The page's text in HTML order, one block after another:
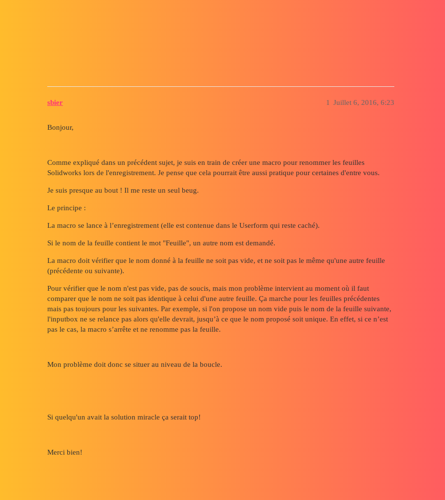
sbier Juillet 6, 2016, 6:23
1
Bonjour,
Comme expliqué dans un précédent sujet, je suis en train de créer une macro pour renommer les feuilles
Solidworks lors de l'enregistrement. Je pense que cela pourrait être aussi pratique pour certaines d'entre vous.
Je suis presque au bout ! Il me reste un seul beug.
Le principe :
La macro se lance à l’enregistrement (elle est contenue dans le Userform qui reste caché).
Si le nom de la feuille contient le mot "Feuille", un autre nom est demandé.
La macro doit vérifier que le nom donné à la feuille ne soit pas vide, et ne soit pas le même qu'une autre feuille
(précédente ou suivante).
Pour vérifier que le nom n'est pas vide, pas de soucis, mais mon problème intervient au moment où il faut
comparer que le nom ne soit pas identique à celui d'une autre feuille. Ça marche pour les feuilles précédentes
mais pas toujours pour les suivantes. Par exemple, si l'on propose un nom vide puis le nom de la feuille suivante,
l'inputbox ne se relance pas alors qu'elle devrait, jusqu’à ce que le nom proposé soit unique. En effet, si ce n’est
pas le cas, la macro s’arrête et ne renomme pas la feuille.
Mon problème doit donc se situer au niveau de la boucle.
Si quelqu'un avait la solution miracle ça serait top!
Merci bien!